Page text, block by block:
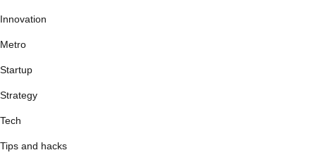
Innovation
Metro
Startup
Strategy
Tech
Tips and hacks